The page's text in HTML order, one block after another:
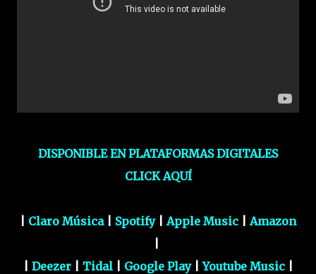
DISPONIBLE EN PLATAFORMAS DIGITALES
CLICK AQUÍ
Claro Música| Spotify|Apple Music |Amazon
Deezer| Tidal| Google Play|Youtube Music|